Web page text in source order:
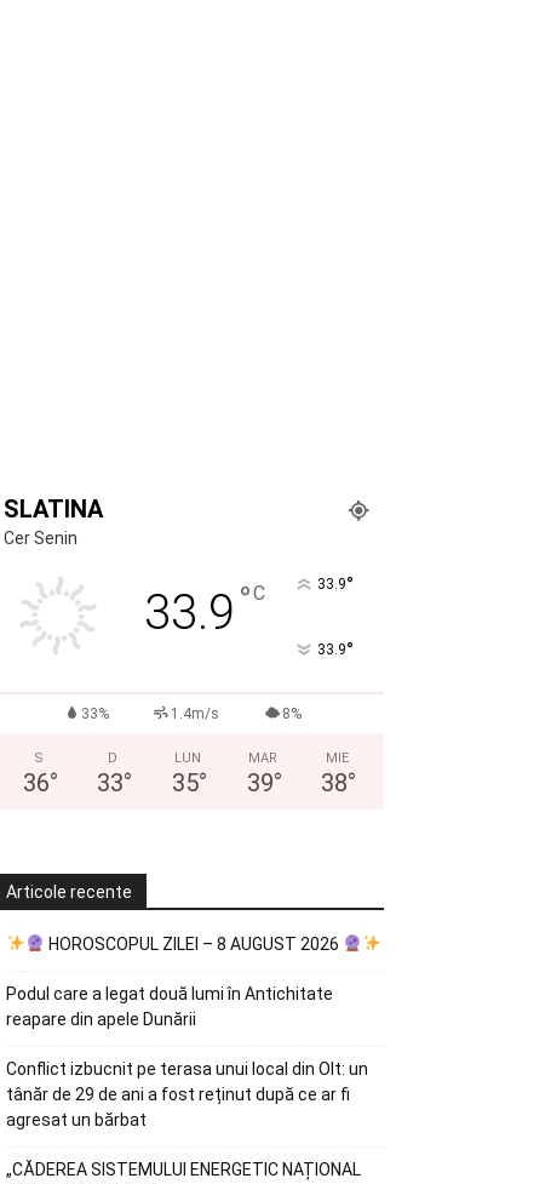
SLATINA
Cer Senin
33.9 °C 33.9°
33.9°
33% 1.4m/s 8%
S
36°
D
33°
LUN
35°
MAR
39°
MIE
38°
Articole recente
HOROSCOPUL ZILEI – 8 AUGUST 2026
Podul care a legat două lumi în Antichitate
reapare din apele Dunării
Conflict izbucnit pe terasa unui local din Olt: un
tânăr de 29 de ani a fost reținut după ce ar fi
agresat un bărbat
„CĂDEREA SISTEMULUI ENERGETIC NAȚIONAL